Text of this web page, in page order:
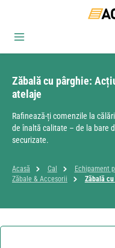
Sari la conținutul principal
Zăbală cu pârghie:
atelaje
Rafinează-ți comenzile la
de înaltă calitate – de la bare
securizate.
Acasă Cal Echipament
Zăbale & Accesorii
Zăbală